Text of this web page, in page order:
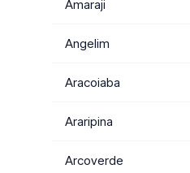
Amaraji
Angelim
Aracoiaba
Araripina
Arcoverde